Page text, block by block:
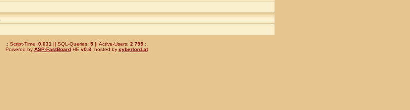
.: Script-Time: 0,031 || SQL-Queries: 5|| Active-Users: 2 795:.
Powered by ASP-FastBoardHE v0.8, hosted by cyberlord.at